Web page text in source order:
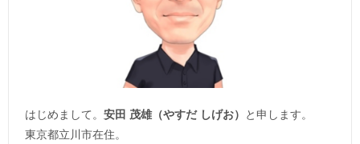
はじめまして。 安田 茂雄（やすだ しげお）
と申します。
東京都立川市在住。